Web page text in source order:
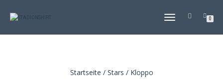
NAVIGATION
0
Startseite / Stars / Kloppo